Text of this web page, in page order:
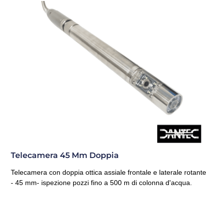
Telecamera 45 Mm Doppia
Telecamera con doppia ottica assiale frontale e laterale rotante
- 45 mm- ispezione pozzi fino a 500 m di colonna d'acqua.